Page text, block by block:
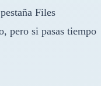
Files
pero si pasas tiempo